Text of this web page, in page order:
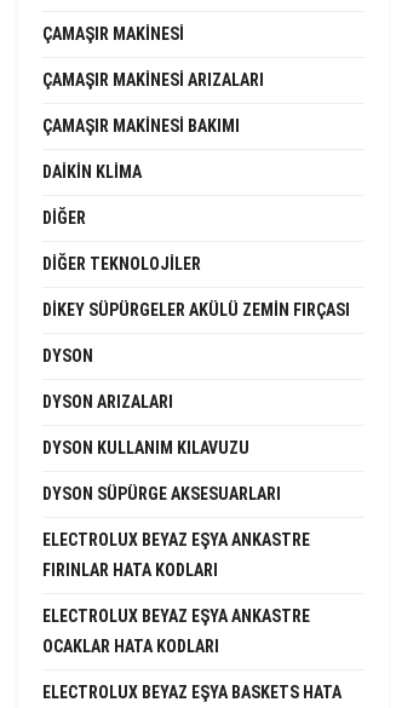
ÇAMAŞIR MAKINESI
ÇAMAŞIR MAKINESI ARIZALARI
ÇAMAŞIR MAKINESI BAKIMI
DAIKIN KLIMA
DIĞER
DIĞER TEKNOLOJILER
DIKEY SÜPÜRGELER AKÜLÜ ZEMIN FIRÇASI
DYSON
DYSON ARIZALARI
DYSON KULLANIM KILAVUZU
DYSON SÜPÜRGE AKSESUARLARI
ELECTROLUX BEYAZ EŞYA ANKASTRE
FIRINLAR HATA KODLARI
ELECTROLUX BEYAZ EŞYA ANKASTRE
OCAKLAR HATA KODLARI
ELECTROLUX BEYAZ EŞYA BASKETS HATA